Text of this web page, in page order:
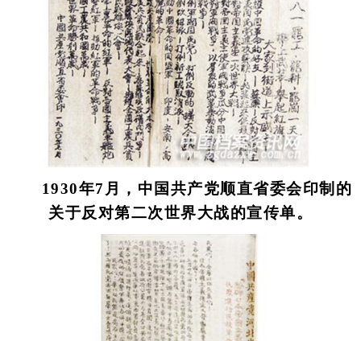
1930年7月，中国共产党顺直省委会印制的
关于反对第二次世界大战的宣传单。